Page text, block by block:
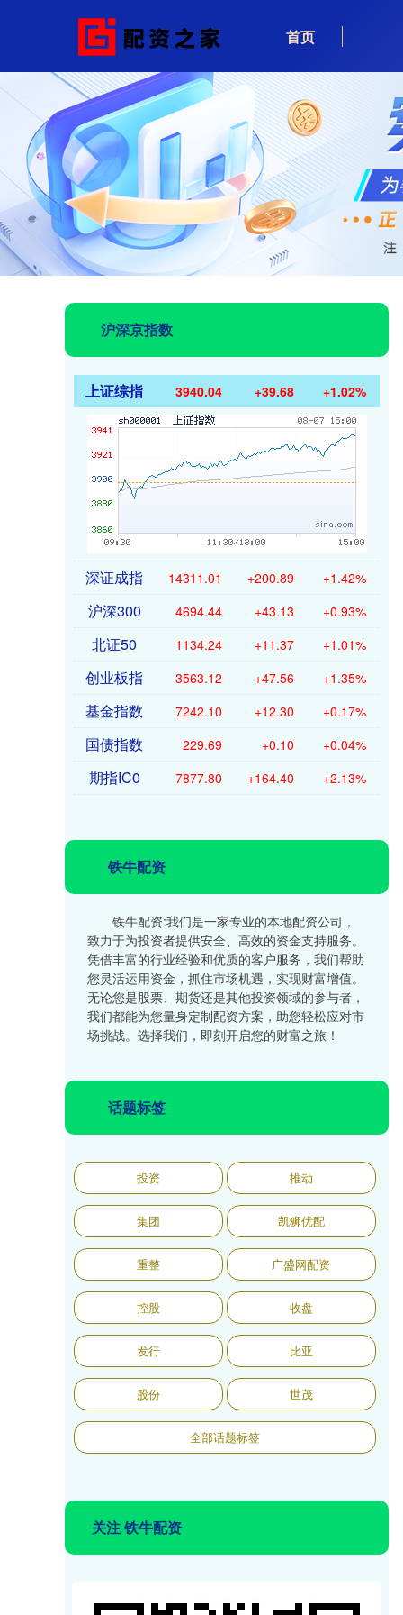
首页
沪深京指数
上证综指 3940.04 +39.68 +1.02%
深证成指 14311.01 +200.89 +1.42%
沪深300 4694.44 +43.13 +0.93%
北证50 1134.24 +11.37 +1.01%
创业板指 3563.12 +47.56 +1.35%
基金指数 7242.10 +12.30 +0.17%
国债指数 229.69 +0.10 +0.04%
期指IC0 7877.80 +164.40 +2.13%
铁牛配资
铁牛配资:我们是一家专业的本地配资公司，
致力于为投资者提供安全、高效的资金支持服务。
凭借丰富的行业经验和优质的客户服务，我们帮助
您灵活运用资金，抓住市场机遇，实现财富增值。
无论您是股票、期货还是其他投资领域的参与者，
我们都能为您量身定制配资方案，助您轻松应对市
场挑战。选择我们，即刻开启您的财富之旅！
话题标签
投资 推动
集团 凯狮优配
重整 广盛网配资
控股 收盘
发行 比亚
股份 世茂
全部话题标签
关注 铁牛配资